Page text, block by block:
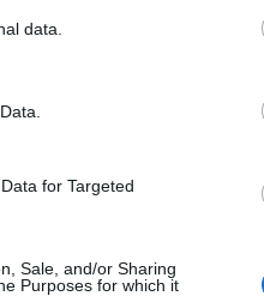
data.
for Targeted
Sale, and/or Sharing
Purposes for which it
επηρεάζεται και
υγείας, η